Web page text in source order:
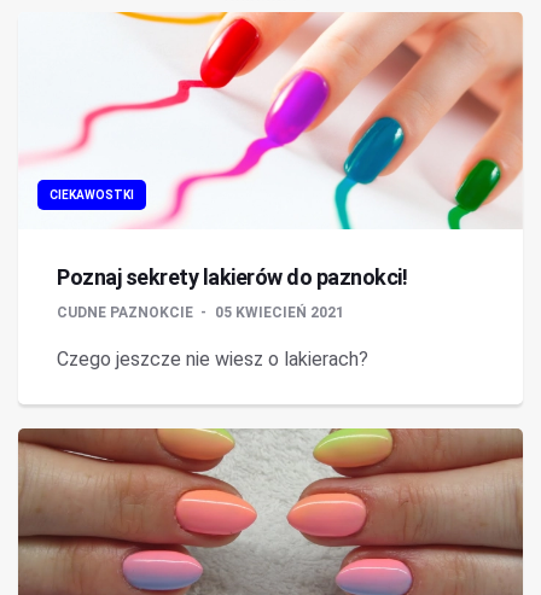
CIEKAWOSTKI
Poznaj sekrety lakierów do paznokci!
CUDNE PAZNOKCIE 05 KWIECIEŃ 2021
Czego jeszcze nie wiesz o lakierach?